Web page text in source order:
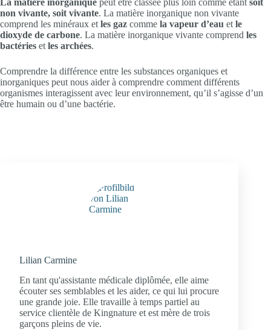
La matière inorganique peut être classée plus loin comme étant soit
non vivante, soit vivante. La matière inorganique non vivante
comprend les minéraux et les gaz comme la vapeur d’eau et le
dioxyde de carbone. La matière inorganique vivante comprend les
bactéries et les archées.
Comprendre la différence entre les substances organiques et
inorganiques peut nous aider à comprendre comment différents
organismes interagissent avec leur environnement, qu’il s’agisse d’un
être humain ou d’une bactérie.
Lilian Carmine
En tant qu'assistante médicale diplômée, elle aime
écouter ses semblables et les aider, ce qui lui procure
une grande joie. Elle travaille à temps partiel au
service clientèle de Kingnature et est mère de trois
garçons pleins de vie.